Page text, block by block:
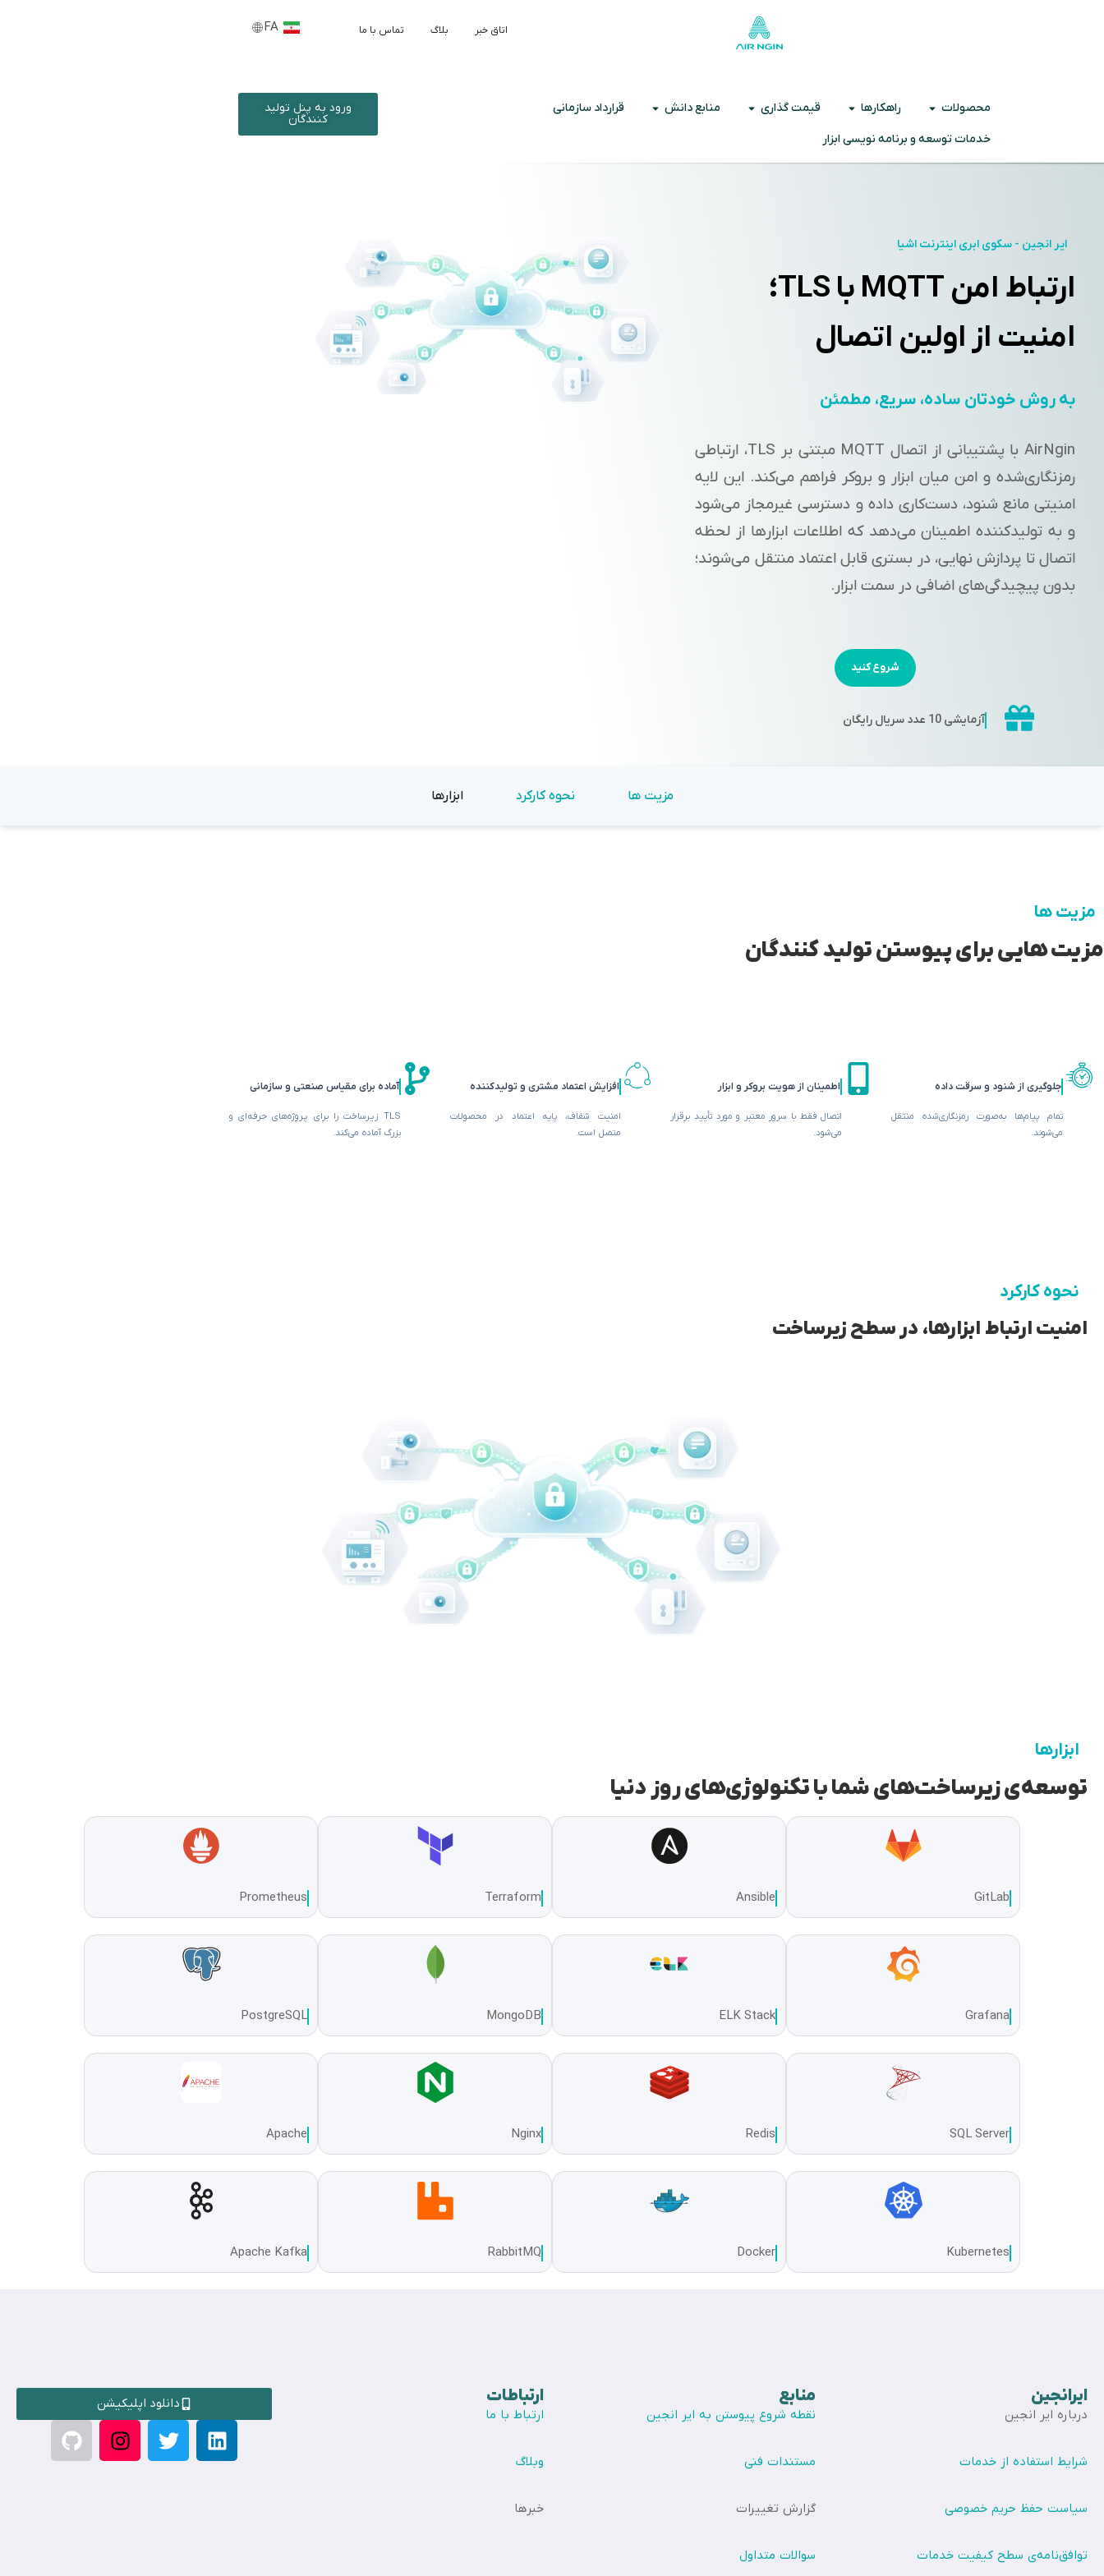
اتاق خبر بلاگ تماس با ما FA
EN
محصولات راهکارها قیمت گذاری منابع دانش
قرارداد سازمانی
خدمات توسعه و برنامه نویسی ابزار
ورود به پنل تولید
کنندگان
ایر انجین - سکوی ابری اینترنت اشیا
ارتباط امن MQTT با TLS؛
امنیت از اولین اتصال
به روش خودتان ساده، سریع، مطمئن
AirNgin با پشتیبانی از اتصال MQTT مبتنی بر TLS، ارتباطی
رمزنگاری‌شده و امن میان ابزار و بروکر فراهم می‌کند. این لایه
امنیتی مانع شنود، دست‌کاری داده و دسترسی غیرمجاز می‌شود
و به تولیدکننده اطمینان می‌دهد که اطلاعات ابزارها از لحظه
اتصال تا پردازش نهایی، در بستری قابل اعتماد منتقل می‌شوند؛
بدون پیچیدگی‌های اضافی در سمت ابزار.
شروع کنید
آزمایشی 10 عدد سریال رایگان
مزیت ها نحوه کارکرد ابزارها
مزیت ها
مزیت هایی برای پیوستن تولید کنندگان
جلوگیری از شنود و سرقت داده
تمام پیام‌ها به‌صورت رمزنگاری‌شده منتقل
می‌شوند.
اطمینان از هویت بروکر و ابزار
اتصال فقط با سرور معتبر و مورد تأیید برقرار
می‌شود.
افزایش اعتماد مشتری و تولیدکننده
امنیت شفاف، پایه اعتماد در محصولات
متصل است.
آماده برای مقیاس صنعتی و سازمانی
TLS زیرساخت را برای پروژه‌های حرفه‌ای و
بزرگ آماده می‌کند.
نحوه کارکرد
امنیت ارتباط ابزارها، در سطح زیرساخت
ابزارها
توسعه‌ی زیرساخت‌های شما با تکنولوژی‌های روز دنیا
GitLab
Ansible
Terraform
Prometheus
Grafana
ELK Stack
MongoDB
PostgreSQL
SQL Server
Redis
Nginx
Apache
Kubernetes
Docker
RabbitMQ
Apache Kafka
ایرانجین
درباره ایر انجین
شرایط استفاده از خدمات
سیاست حفظ حریم خصوصی
توافق‌نامه‌ی سطح کیفیت خدمات
منابع
نقطه شروع پیوستن به ایر انجین
مستندات فنی
گزارش تغییرات
سوالات متداول
ارتباطات
ارتباط با ما
وبلاگ
خبرها
دانلود اپلیکیشن